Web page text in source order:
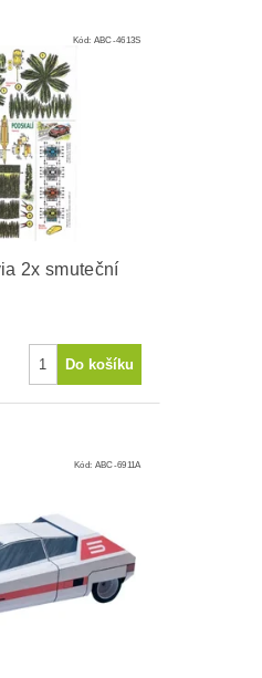
Kód: ABC-4613S
2x smuteční
Kód: ABC-6911A